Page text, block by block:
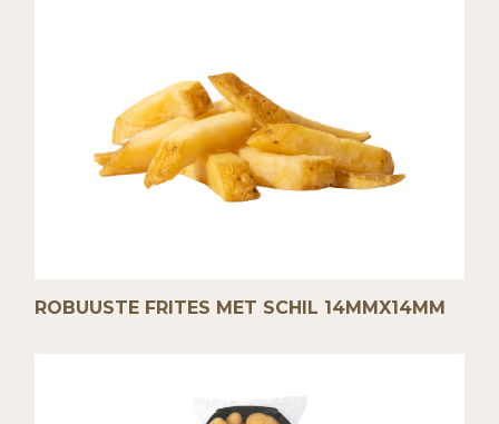
ROBUUSTE FRITES MET SCHIL 14MMX14MM